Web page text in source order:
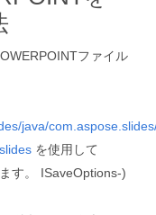
ファイル
java/
を使用して
す。 ISaveOptions-)